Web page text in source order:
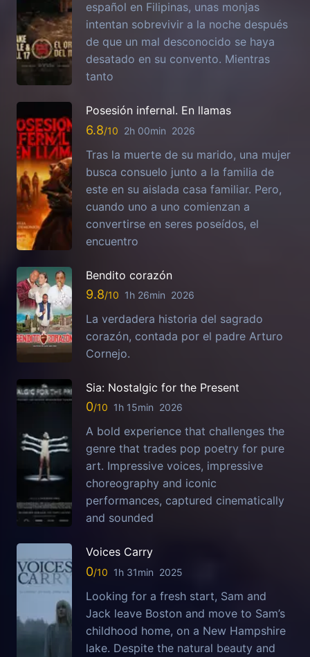
español en Filipinas, unas monjas
intentan sobrevivir a la noche después
de que un mal desconocido se haya
desatado en su convento. Mientras
tanto
Posesión infernal. En llamas
6.8 2h 00min 2026
Tras la muerte de su marido, una mujer
busca consuelo junto a la familia de
este en su aislada casa familiar. Pero,
cuando uno a uno comienzan a
convertirse en seres poseídos, el
encuentro
Bendito corazón
9.8 1h 26min 2026
La verdadera historia del sagrado
corazón, contada por el padre Arturo
Cornejo.
Sia: Nostalgic for the Present
0 1h 15min 2026
A bold experience that challenges the
genre that trades pop poetry for pure
art. Impressive voices, impressive
choreography and iconic
performances, captured cinematically
and sounded
Voices Carry
0 1h 31min 2025
Looking for a fresh start, Sam and
Jack leave Boston and move to Sam’s
childhood home, on a New Hampshire
lake. Despite the natural beauty and